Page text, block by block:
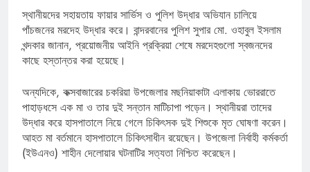
স্থানীয়দের সহায়তায় ফায়ার সার্ভিস ও পুলিশ উদ্ধার অভিযান চালিয়ে
পাঁচজনের মরদেহ উদ্ধার করে। বান্দরবানের পুলিশ সুপার মো. ওহাবুল ইসলাম
খন্দকার জানান, প্রয়োজনীয় আইনি প্রক্রিয়া শেষে মরদেহগুলো স্বজনদের
কাছে হস্তান্তর করা হয়েছে।
অন্যদিকে, কক্সবাজারের চকরিয়া উপজেলার মছনিয়াকাটা এলাকায় ভোররাতে
পাহাড়ধসে এক মা ও তার দুই সন্তান মাটিচাপা পড়েন। স্থানীয়রা তাদের
উদ্ধার করে হাসপাতালে নিয়ে গেলে চিকিৎসক দুই শিশুকে মৃত ঘোষণা করেন।
আহত মা বর্তমানে হাসপাতালে চিকিৎসাধীন রয়েছেন। উপজেলা নির্বাহী কর্মকর্তা
(ইউএনও) শাহীন দেলোয়ার ঘটনাটির সত্যতা নিশ্চিত করেছেন।